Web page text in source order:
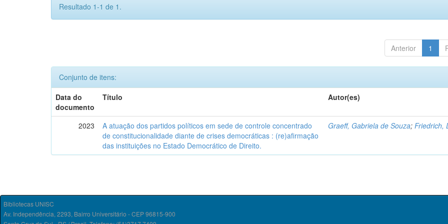
Resultado 1-1 de 1.
Anterior 1
Conjunto de itens:
Data do
documento
Título Autor(es)
2023
A atuação dos partidos políticos em sede de controle concentrado
de constitucionalidade diante de crises democráticas : (re)afirmação
das instituições no Estado Democrático de Direito.
Graeff, Gabriela de Souza;Friedrich,
Bibliotecas UNISC
Av. Independência, 2293, Bairro Universitário - CEP 96815-900